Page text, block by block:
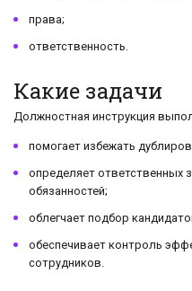
права;
ответственность.
Какие задачи
Должностная инструкция
помогает избежать
определяет ответственных
обязанностей;
облегчает подбор
обеспечивает контроль
сотрудников.